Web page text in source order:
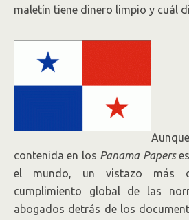
maletín tiene dinero limpio y cuál
contenida en los Panama Papers
el mundo, un vistazo más
cumplimiento global de las
abogados detrás de los